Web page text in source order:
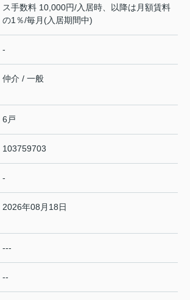
ス手数料 10,000円/入居時、以降は月額賃料
の1％/毎月(入居期間中)
-
仲介 / 一般
6戸
103759703
-
2026年08月18日
---
--